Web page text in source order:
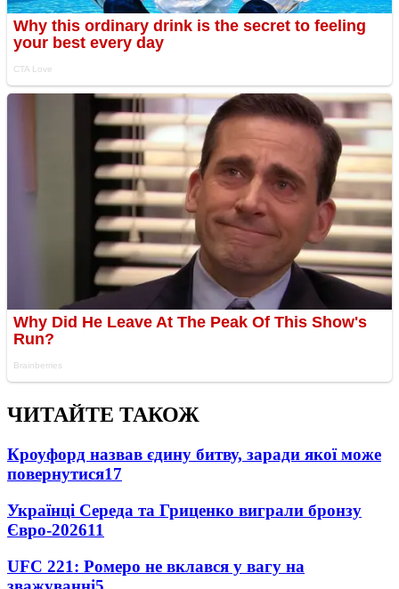
ЧИТАЙТЕ ТАКОЖ
Кроуфорд назвав єдину битву, заради якої може
повернутися17
Українці Середа та Гриценко виграли бронзу
Євро-202611
UFC 221: Ромеро не вклався у вагу на